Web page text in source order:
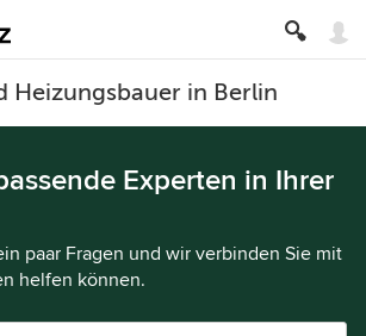
Heizungsbauer in Berlin
Experten in Ihrer
paar Fragen und wir verbinden Sie mit
helfen können.